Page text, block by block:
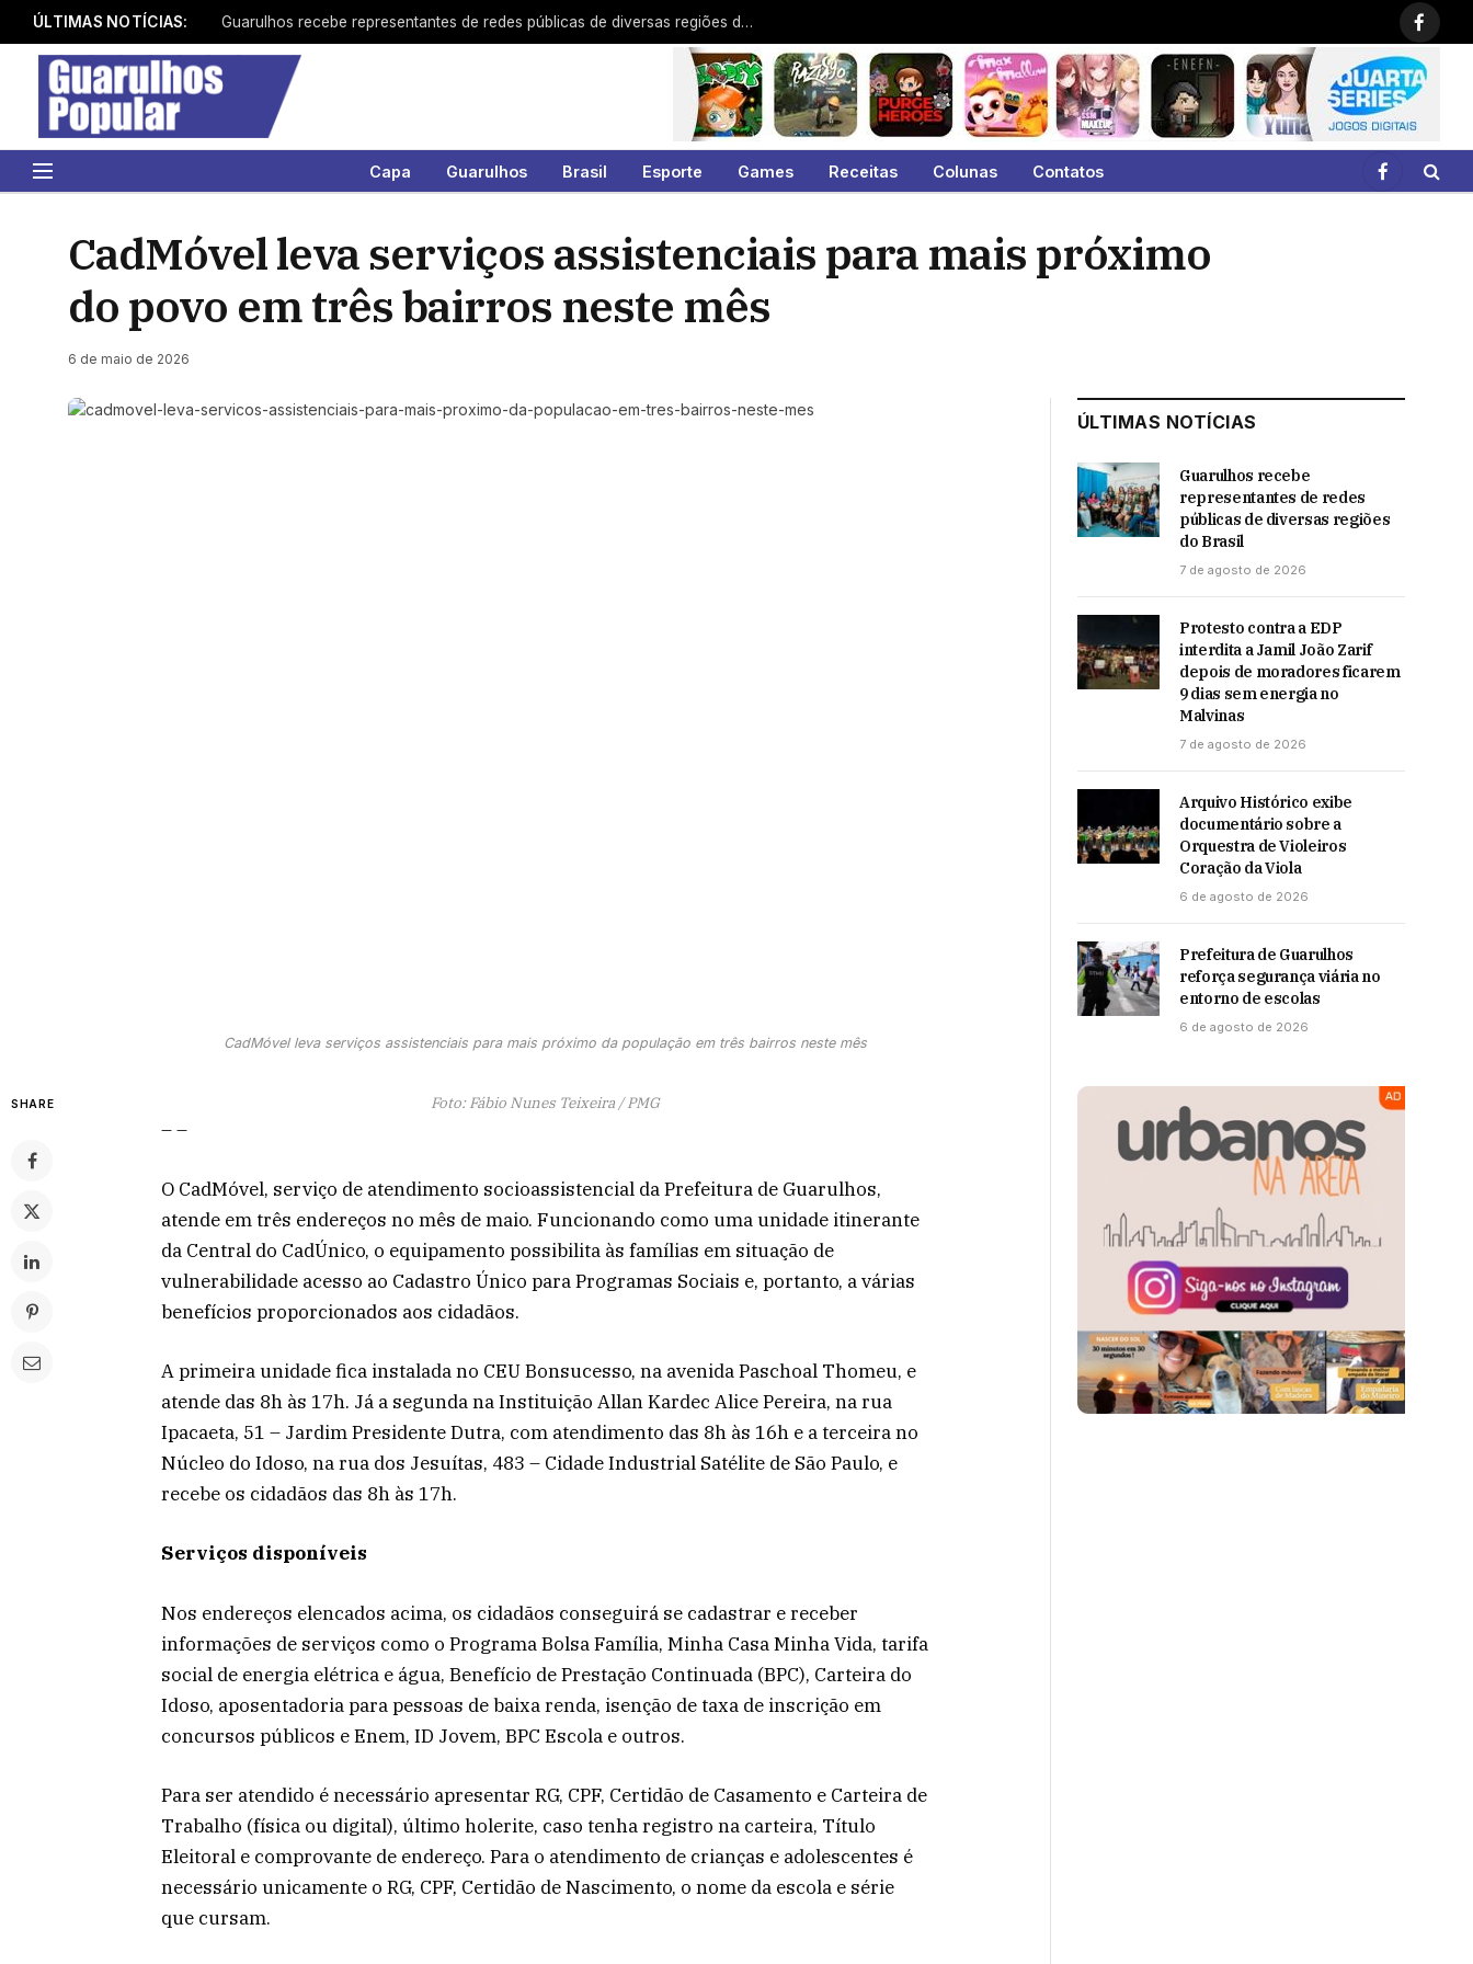
ÚLTIMAS NOTÍCIAS: Guarulhos recebe representantes de redes públicas de diversas regiões do Brasil
Capa Guarulhos Brasil Esporte Games Receitas Colunas Contatos
Facebook
CadMóvel leva serviços assistenciais para mais próximo
do povo em três bairros neste mês
6 de maio de 2026
CadMóvel leva serviços assistenciais para mais próximo da população em três bairros neste mês
SHARE Foto: Fábio Nunes Teixeira / PMG
– –
O CadMóvel, serviço de atendimento socioassistencial da Prefeitura de Guarulhos,
atende em três endereços no mês de maio. Funcionando como uma unidade itinerante
da Central do CadÚnico, o equipamento possibilita às famílias em situação de
vulnerabilidade acesso ao Cadastro Único para Programas Sociais e, portanto, a várias
benefícios proporcionados aos cidadãos.
A primeira unidade fica instalada no CEU Bonsucesso, na avenida Paschoal Thomeu, e
atende das 8h às 17h. Já a segunda na Instituição Allan Kardec Alice Pereira, na rua
Ipacaeta, 51 – Jardim Presidente Dutra, com atendimento das 8h às 16h e a terceira no
Núcleo do Idoso, na rua dos Jesuítas, 483 – Cidade Industrial Satélite de São Paulo, e
recebe os cidadãos das 8h às 17h.
Serviços disponíveis
Nos endereços elencados acima, os cidadãos conseguirá se cadastrar e receber
informações de serviços como o Programa Bolsa Família, Minha Casa Minha Vida, tarifa
social de energia elétrica e água, Benefício de Prestação Continuada (BPC), Carteira do
Idoso, aposentadoria para pessoas de baixa renda, isenção de taxa de inscrição em
concursos públicos e Enem, ID Jovem, BPC Escola e outros.
Para ser atendido é necessário apresentar RG, CPF, Certidão de Casamento e Carteira de
Trabalho (física ou digital), último holerite, caso tenha registro na carteira, Título
Eleitoral e comprovante de endereço. Para o atendimento de crianças e adolescentes é
necessário unicamente o RG, CPF, Certidão de Nascimento, o nome da escola e série
que cursam.
ÚLTIMAS NOTÍCIAS
Guarulhos recebe
representantes de redes
públicas de diversas regiões
do Brasil
7 de agosto de 2026
Protesto contra a EDP
interdita a Jamil João Zarif
depois de moradores ficarem
9 dias sem energia no
Malvinas
7 de agosto de 2026
Arquivo Histórico exibe
documentário sobre a
Orquestra de Violeiros
Coração da Viola
6 de agosto de 2026
Prefeitura de Guarulhos
reforça segurança viária no
entorno de escolas
6 de agosto de 2026